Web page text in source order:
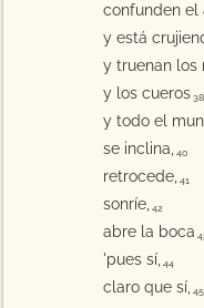
confunden el
y está
y truenan los
y los cueros 38
y todo el
se inclina, 40
retrocede, 41
sonríe, 42
abre la boca
'pues sí, 44
claro que sí, 45